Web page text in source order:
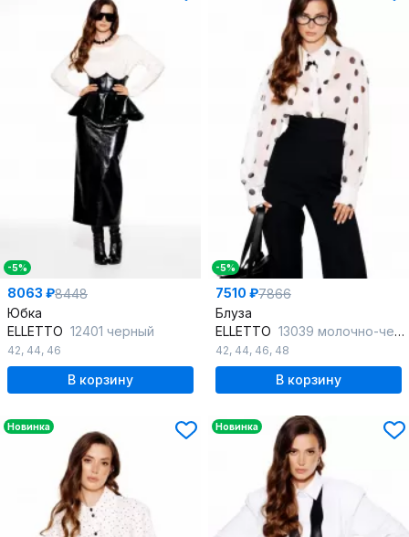
-5%
8063 ₽8448
Юбка
ELLETTO 12401 черный
42, 44, 46
В корзину
-5%
7510 ₽7866
Блуза
ELLETTO 13039 молочно-черный
42, 44, 46, 48
В корзину
Новинка Новинка